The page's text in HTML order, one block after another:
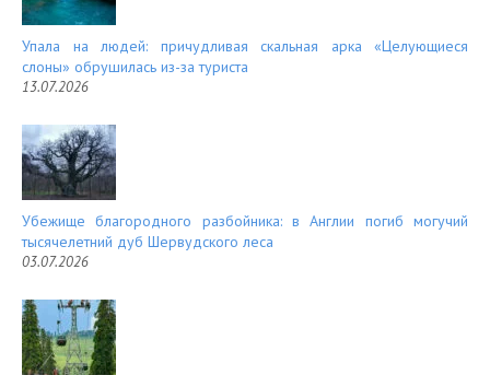
Упала на людей: причудливая скальная арка «Целующиеся
слоны» обрушилась из-за туриста
13.07.2026
Убежище благородного разбойника: в Англии погиб могучий
тысячелетний дуб Шервудского леса
03.07.2026